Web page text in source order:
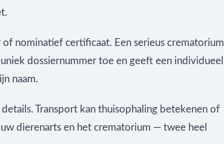
nominatief certificaat. Een serieus crematorium
dossiernummer toe en geeft een individueel
naam.
Transport kan thuisophaling betekenen of
dierenarts en het crematorium — twee heel